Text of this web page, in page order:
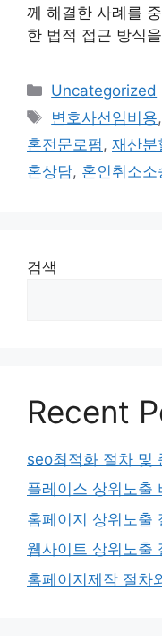
께 해결한 사례를
한 법적 접근 방식
카
테
리
Uncategorized
태
그
변호사선임비용,
혼전문로펌 , 재산분
혼상담, 혼인취소소
검색
Recent
seo최적화 절차 및
플레이스 상위노출
홈페이지 상위노출
웹사이트 상위노출
홈페이지제작 절차